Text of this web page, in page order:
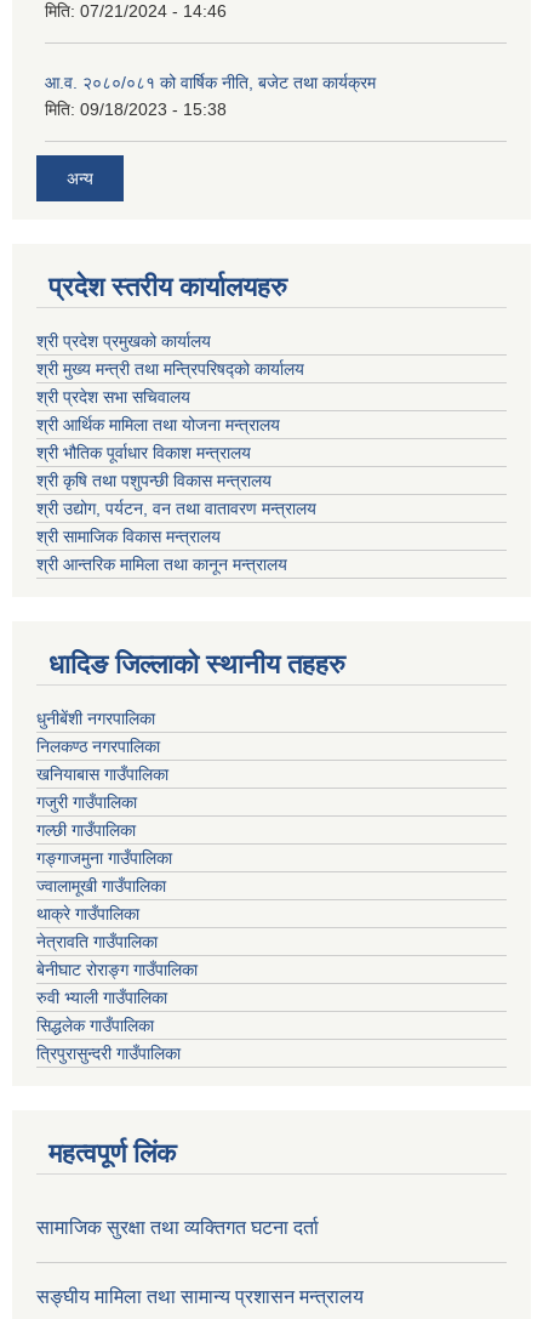
मिति: 07/21/2024 - 14:46
आ.व. २०८०/०८१ को वार्षिक नीति, बजेट तथा कार्यक्रम
मिति: 09/18/2023 - 15:38
अन्य
प्रदेश स्तरीय कार्यालयहरु
श्री प्रदेश प्रमुखको कार्यालय
श्री मुख्य मन्त्री तथा मन्त्रिपरिषद्को कार्यालय
श्री प्रदेश सभा सचिवालय
श्री आर्थिक मामिला तथा योजना मन्त्रालय
श्री भौतिक पूर्वाधार विकाश मन्त्रालय
श्री कृषि तथा पशुपन्छी विकास मन्त्रालय
श्री उद्योग, पर्यटन, वन तथा वातावरण मन्त्रालय
श्री सामाजिक विकास मन्त्रालय
श्री आन्तरिक मामिला तथा कानून मन्त्रालय
धादिङ जिल्लाकाे स्थानीय तहहरु
धुनीबेंशी नगरपालिका
निलकण्ठ नगरपालिका
खनियाबास गाउँपालिका
गजुरी गाउँपालिका
गल्छी गाउँपालिका
गङ्गाजमुना गाउँपालिका
ज्वालामूखी गाउँपालिका
थाक्रे गाउँपालिका
नेत्रावति गाउँपालिका
बेनीघाट रोराङ्ग गाउँपालिका
रुवी भ्याली गाउँपालिका
सिद्धलेक गाउँपालिका
त्रिपुरासुन्दरी गाउँपालिका
महत्वपूर्ण लिंक
सामाजिक सुरक्षा तथा व्यक्तिगत घटना दर्ता
सङ्घीय मामिला तथा सामान्य प्रशासन मन्त्रालय